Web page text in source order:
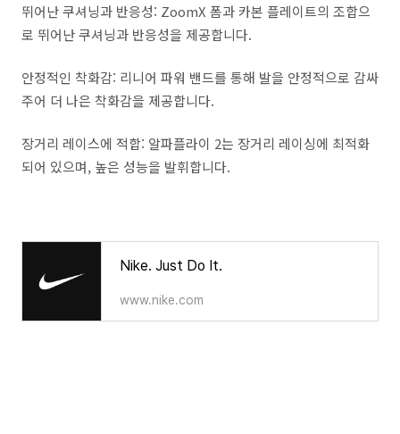
뛰어난 쿠셔닝과 반응성: ZoomX 폼과 카본 플레이트의 조합으
로 뛰어난 쿠셔닝과 반응성을 제공합니다.
안정적인 착화감: 리니어 파워 밴드를 통해 발을 안정적으로 감싸
주어 더 나은 착화감을 제공합니다.
장거리 레이스에 적합: 알파플라이 2는 장거리 레이싱에 최적화
되어 있으며, 높은 성능을 발휘합니다.
Nike. Just Do It.
www.nike.com